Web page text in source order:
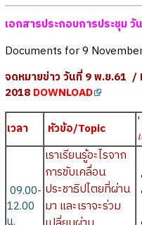
เอกสารประกอบการประชุม
Documents for 9
จดหมายข่าว วันที่ 9 พ.ย.61
2018 DOWNLOAD
เวลา หัวข้อ/Topic '
09.00-
12.00
เราเรียนรู้อะไรจาก
การขับเคลื่อน
ประชาธิปไตยที่ผ่าน
มา และเราจะร่วม